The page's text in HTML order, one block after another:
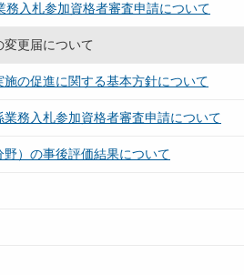
入札参加資格者審査申請について
更届について
の促進に関する基本方針について
務入札参加資格者審査申請について
）の事後評価結果について